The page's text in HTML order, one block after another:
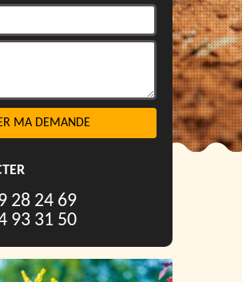
28 24 69
93 31 50